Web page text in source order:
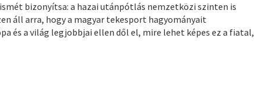
bizonyítsa: a hazai utánpótlás nemzetközi szinten is
áll arra, hogy a magyar tekesport hagyományait
és a világ legjobbjai ellen dől el, mire lehet képes ez a fiatal,